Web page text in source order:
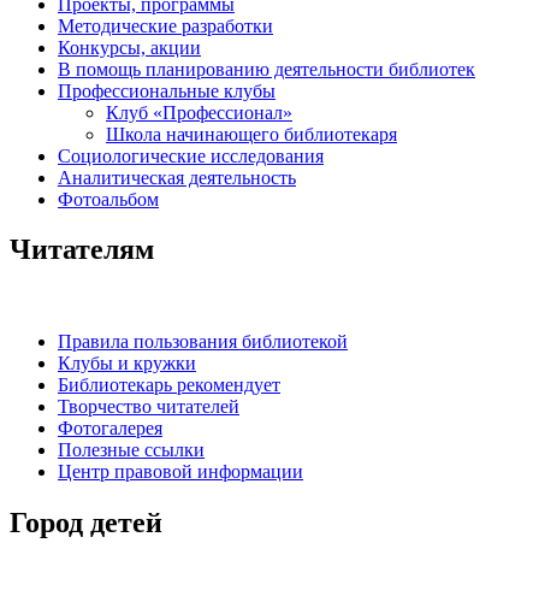
Методические разработки
Конкурсы, акции
В помощь планированию деятельности библиотек
Профессиональные клубы
Клуб «Профессионал»
Школа начинающего библиотекаря
Социологические исследования
Аналитическая деятельность
Фотоальбом
Читателям
Правила пользования библиотекой
Клубы и кружки
Библиотекарь рекомендует
Творчество читателей
Фотогалерея
Полезные ссылки
Центр правовой информации
Город детей